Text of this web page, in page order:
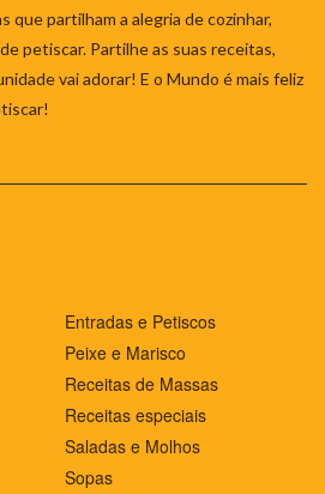
que partilham a alegria de cozinhar,
petiscar. Partilhe as suas receitas,
vai adorar! E o Mundo é mais feliz
Entradas e Petiscos
Peixe e Marisco
Receitas de Massas
Receitas especiais
Saladas e Molhos
Sopas